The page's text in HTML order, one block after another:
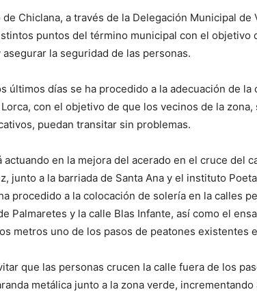
de Chiclana, a través de la Delegación Municipal de
puntos del término municipal con el objetivo
asegurar la seguridad de las personas.
últimos días se ha procedido a la adecuación de la
con el objetivo de que los vecinos de la
puedan transitar sin problemas.
actuando en la mejora del acerado en el cruce del
junto a la barriada de Santa Ana y el instituto
procedido a la colocación de solería en la calles
Palmaretes y la calle Blas Infante, así como el
metros uno de los pasos de peatones existentes
que las personas crucen la calle fuera de los
metálica junto a la zona verde,